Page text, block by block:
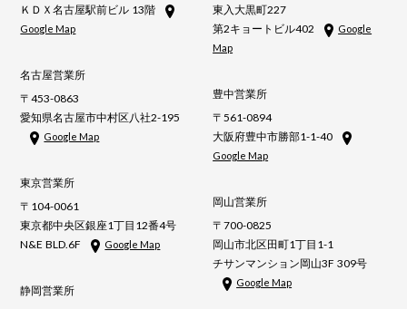
ＫＤＸ名古屋駅前ビル 13階
Google Map
名古屋営業所
〒453-0863
愛知県名古屋市中村区八社2-195
Google Map
東京営業所
〒104-0061
東京都中央区銀座1丁目12番4号
N&E BLD.6F
Google Map
静岡営業所
東入大黒町227
第2キョートビル402
Google
Map
豊中営業所
〒561-0894
大阪府豊中市勝部1-1-40
Google Map
岡山営業所
〒700-0825
岡山市北区田町1丁目1-1
チサンマンション岡山3F 309号
Google Map